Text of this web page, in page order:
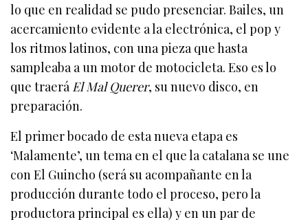
lo que en realidad se pudo presenciar. Bailes, un
acercamiento evidente a la electrónica, el pop y
los ritmos latinos, con una pieza que hasta
sampleaba a un motor de motocicleta. Eso es lo
que traeráEl Mal Querer, su nuevo disco, en
preparación.
El primer bocado de esta nueva etapa es
‘Malamente’, un tema en el que la catalana se une
con El Guincho (será su acompañante en la
producción durante todo el proceso, pero la
productora principal es ella) y en un par de